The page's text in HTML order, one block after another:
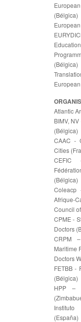
(Bélgica)
(Bélgica)
Atlantic
BIMV,
(Bélgica)
CAAC -
Cities
CEFIC
(Bélgica)
Coleacp
Afrique-
Council
CPME -
Doctors
CRPM
Maritime
Doctors
FETBB -
(Bélgica)
HPP –
(España)